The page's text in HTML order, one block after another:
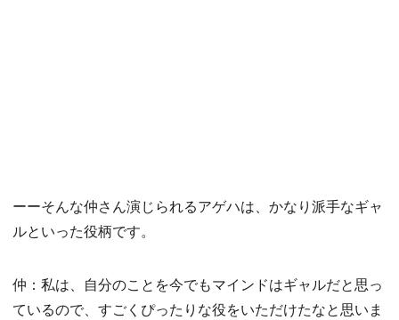
ーーそんな仲さん演じられるアゲハは、かなり派手なギャ
ルといった役柄です。
仲：私は、自分のことを今でもマインドはギャルだと思っ
ているので、すごくぴったりな役をいただけたなと思いま